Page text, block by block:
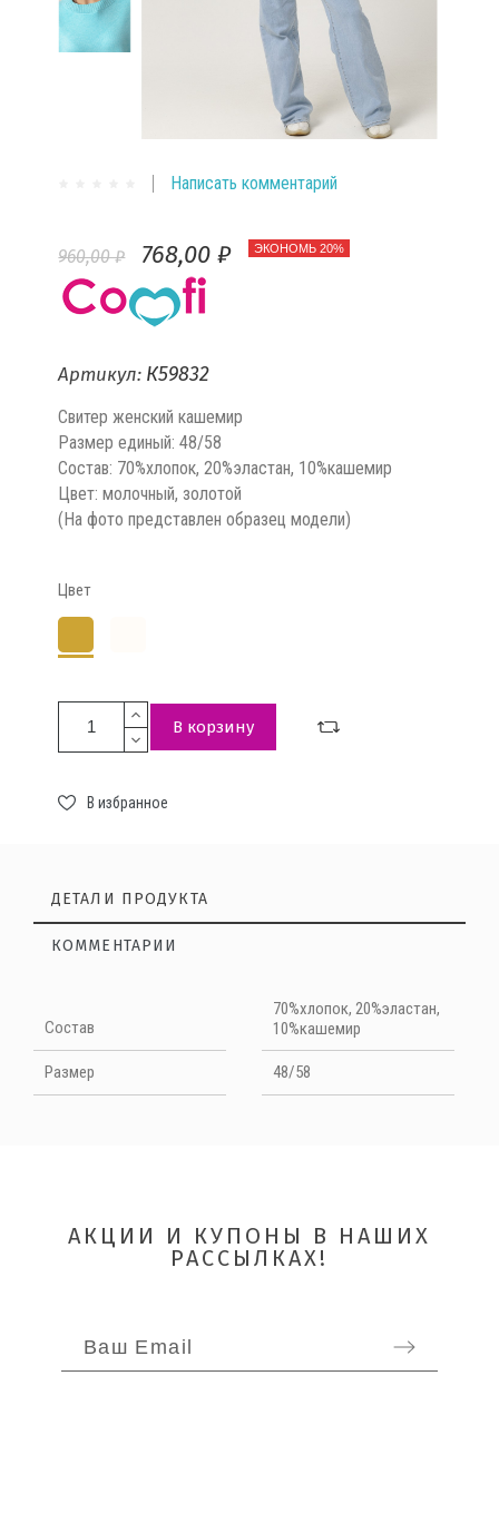
Написать комментарий
960,00 ₽ 768,00 ₽ ЭКОНОМЬ 20%
Артикул: К59832
Свитер женский кашемир
Размер единый: 48/58
Состав: 70%хлопок, 20%эластан, 10%кашемир
Цвет: молочный, золотой
(На фото представлен образец модели)
Цвет
В корзину
В избранное
ДЕТАЛИ ПРОДУКТА
КОММЕНТАРИИ
Cостав
70%хлопок, 20%эластан,
10%кашемир
Размер 48/58
НАПИШИТЕ ОТЗЫВ
ОТПРАВИТЬ
АКЦИИ И КУПОНЫ В НАШИХ
РАССЫЛКАХ!